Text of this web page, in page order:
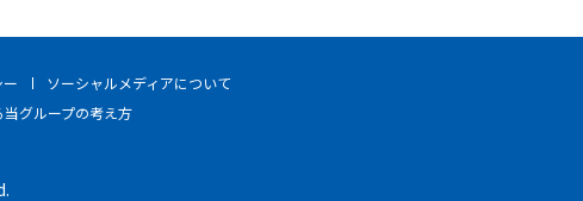
ソーシャルメディアについて
グループの考え方